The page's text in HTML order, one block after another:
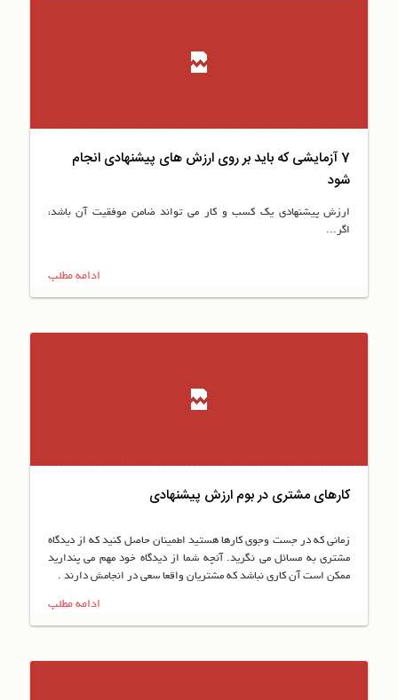
7 آزمایشی که باید بر روی ارزش های پیشنهادی انجام
شود
ارزش پیشنهادی یک کسب و کار می تواند ضامن موفقیت آن باشد،
اگر...
ادامه مطلب
کارهای مشتری در بوم ارزش پیشنهادی
زمانی که در جست وجوی کارها هستید اطمینان حاصل کنید که از دیدگاه
مشتری به مسائل می نگرید. آنچه شما از دیدگاه خود مهم می پندارید
ممکن است آن کاری نباشد که مشتریان واقعا سعی در انجامش دارند .
ادامه مطلب